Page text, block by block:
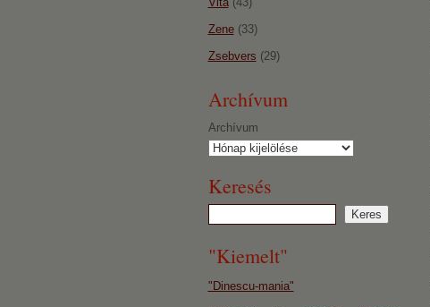
Zene(33)
Zsebvers (29)
Archívum
Archívum
Keresés
"Kiemelt"
"Dinescu-mania"